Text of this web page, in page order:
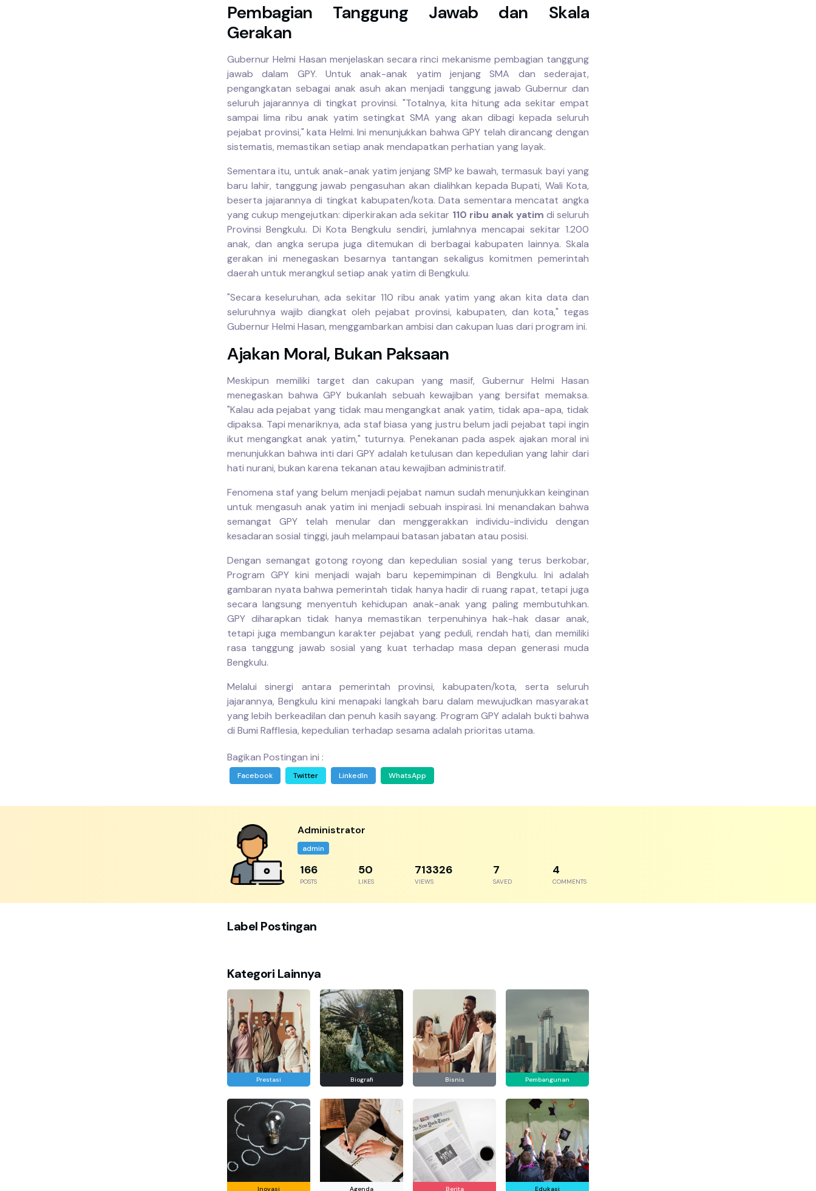
Pembagian Tanggung Jawab dan Skala
Gerakan
Gubernur Helmi Hasan menjelaskan secara rinci mekanisme pembagian tanggung
jawab dalam GPY. Untuk anak-anak yatim jenjang SMA dan sederajat,
pengangkatan sebagai anak asuh akan menjadi tanggung jawab Gubernur dan
seluruh jajarannya di tingkat provinsi. "Totalnya, kita hitung ada sekitar empat
sampai lima ribu anak yatim setingkat SMA yang akan dibagi kepada seluruh
pejabat provinsi," kata Helmi. Ini menunjukkan bahwa GPY telah dirancang dengan
sistematis, memastikan setiap anak mendapatkan perhatian yang layak.
Sementara itu, untuk anak-anak yatim jenjang SMP ke bawah, termasuk bayi yang
baru lahir, tanggung jawab pengasuhan akan dialihkan kepada Bupati, Wali Kota,
beserta jajarannya di tingkat kabupaten/kota. Data sementara mencatat angka
yang cukup mengejutkan: diperkirakan ada sekitar 110 ribu anak yatim di seluruh
Provinsi Bengkulu. Di Kota Bengkulu sendiri, jumlahnya mencapai sekitar 1.200
anak, dan angka serupa juga ditemukan di berbagai kabupaten lainnya. Skala
gerakan ini menegaskan besarnya tantangan sekaligus komitmen pemerintah
daerah untuk merangkul setiap anak yatim di Bengkulu.
"Secara keseluruhan, ada sekitar 110 ribu anak yatim yang akan kita data dan
seluruhnya wajib diangkat oleh pejabat provinsi, kabupaten, dan kota," tegas
Gubernur Helmi Hasan, menggambarkan ambisi dan cakupan luas dari program ini.
Ajakan Moral, Bukan Paksaan
Meskipun memiliki target dan cakupan yang masif, Gubernur Helmi Hasan
menegaskan bahwa GPY bukanlah sebuah kewajiban yang bersifat memaksa.
"Kalau ada pejabat yang tidak mau mengangkat anak yatim, tidak apa-apa, tidak
dipaksa. Tapi menariknya, ada staf biasa yang justru belum jadi pejabat tapi ingin
ikut mengangkat anak yatim," tuturnya. Penekanan pada aspek ajakan moral ini
menunjukkan bahwa inti dari GPY adalah ketulusan dan kepedulian yang lahir dari
hati nurani, bukan karena tekanan atau kewajiban administratif.
Fenomena staf yang belum menjadi pejabat namun sudah menunjukkan keinginan
untuk mengasuh anak yatim ini menjadi sebuah inspirasi. Ini menandakan bahwa
semangat GPY telah menular dan menggerakkan individu-individu dengan
kesadaran sosial tinggi, jauh melampaui batasan jabatan atau posisi.
Dengan semangat gotong royong dan kepedulian sosial yang terus berkobar,
Program GPY kini menjadi wajah baru kepemimpinan di Bengkulu. Ini adalah
gambaran nyata bahwa pemerintah tidak hanya hadir di ruang rapat, tetapi juga
secara langsung menyentuh kehidupan anak-anak yang paling membutuhkan.
GPY diharapkan tidak hanya memastikan terpenuhinya hak-hak dasar anak,
tetapi juga membangun karakter pejabat yang peduli, rendah hati, dan memiliki
rasa tanggung jawab sosial yang kuat terhadap masa depan generasi muda
Bengkulu.
Melalui sinergi antara pemerintah provinsi, kabupaten/kota, serta seluruh
jajarannya, Bengkulu kini menapaki langkah baru dalam mewujudkan masyarakat
yang lebih berkeadilan dan penuh kasih sayang. Program GPY adalah bukti bahwa
di Bumi Rafflesia, kepedulian terhadap sesama adalah prioritas utama.
Bagikan Postingan ini :
Facebook Twitter LinkedIn WhatsApp
Administrator
admin
256
POSTS
77
LIKES
1097426
VIEWS
11
SAVED
7
COMMENTS
Label Postingan
Kategori Lainnya
Prestasi Biografi Bisnis Pembangunan
Inovasi Agenda Berita Edukasi